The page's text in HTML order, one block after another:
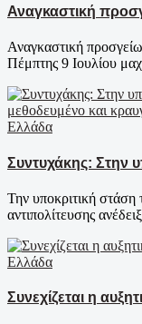
Αναγκαστική
Αναγκαστική
Πέμπτης 9 Ιουλίου
Ελλάδα
Συντυχάκης: Στην
Την υποκριτική στάση
αντιπολίτευσης
Ελλάδα
Συνεχίζεται η